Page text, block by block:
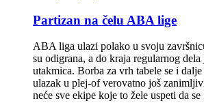
Partizan na čelu ABA lige
ABA liga ulazi polako u svoju
su odigrana, a do kraja regularnog dela
utakmica. Borba za vrh tabele se i
ulazak u plej-of verovatno još
neće sve ekipe koje to žele uspeti da